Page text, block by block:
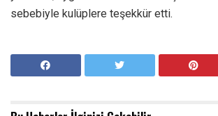
sebebiyle kulüplere teşekkür etti.